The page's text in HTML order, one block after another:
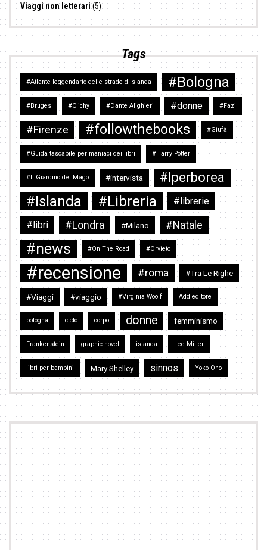
Viaggi non letterari(5)
Tags
#Atlante leggendario delle strade d'Islanda #Bologna
#Bruges #Clichy #Dante Alighieri #donne #Fazi
#Firenze #followthebooks #Giufà
#Guida tascabile per maniaci dei libri #Harry Potter
#Il Giardino del Mago #intervista #Iperborea
#Islanda #Libreria #librerie
#libri #Londra #Milano #Natale
#news #On The Road #Orvieto
#recensione #roma #Tra Le Righe
#Viaggi #viaggio #Virginia Woolf Add editore
bologna ciclo corpo donne femminismo
Frankenstein graphic novel islanda Lee Miller
libri per bambini Mary Shelley sinnos Yoko Ono